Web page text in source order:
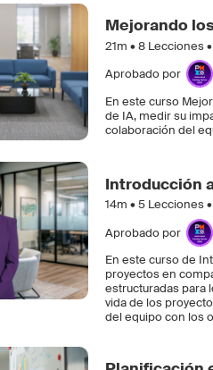
Mejorando
21m •8Lecciones
Aprobado por
En este curso
de IA, medir su
colaboración del
Introducción
14m •5Lecciones
Aprobado por
En este curso de
proyectos en
estructuradas para
vida de los
del equipo con los